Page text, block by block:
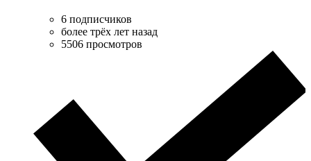
6 подписчиков
более трёх лет назад
5506 просмотров